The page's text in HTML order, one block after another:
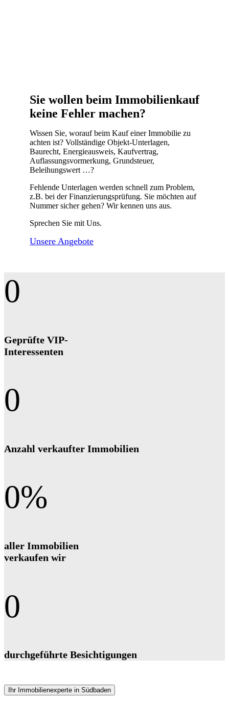
Sie wollen beim Immobilienkauf
keine Fehler machen?
Wissen Sie, worauf beim Kauf einer Immobilie zu
achten ist? Vollständige Objekt-Unterlagen,
Baurecht, Energieausweis, Kauf­vertrag,
Auflassungsvormerkung, Grundsteuer,
Beleihungswert …?
Fehlende Unterlagen werden schnell zum Problem,
z.B. bei der Finanzierungsprüfung. Sie möchten auf
Nummer sicher gehen? Wir kennen uns aus.
Sprechen Sie mit Uns.
Unsere Angebote
0
Geprüfte VIP-
Interessenten
0
Anzahl ver­kauf­ter Immobilien
0%
aller Immobilien
verkaufen wir
0
durchgeführte Besichtigungen
Ihr Immobilienexperte in Südbaden